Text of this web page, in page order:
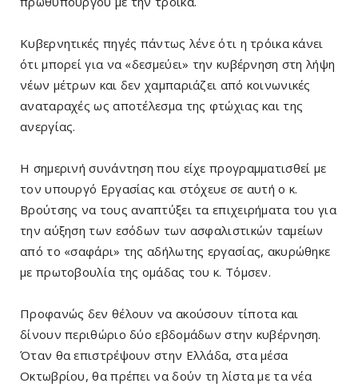
Κυβερνητικές πηγές πάντως λένε ότι η τρόικα κάνει
ότι μπορεί για να «δεσμεύει» την κυβέρνηση στη λήψη
νέων μέτρων και δεν χαμπαριάζει από κοινωνικές
αναταραχές ως αποτέλεσμα της φτώχιας και της
ανεργίας.
Η σημερινή συνάντηση που είχε προγραμματισθεί με
τον υπουργό Εργασίας και στόχευε σε αυτή ο κ.
Βρούτσης να τους αναπτύξει τα επιχειρήματα του για
την αύξηση των εσόδων των ασφαλιστικών ταμείων
από το «σαφάρι» της αδήλωτης εργασίας, ακυρώθηκε
με πρωτοβουλία της ομάδας του κ. Τόμσεν.
Προφανώς δεν θέλουν να ακούσουν τίποτα και
δίνουν περιθώριο δύο εβδομάδων στην κυβέρνηση.
Όταν θα επιστρέψουν στην Ελλάδα, στα μέσα
Οκτωβρίου, θα πρέπει να δούν τη λίστα με τα νέα